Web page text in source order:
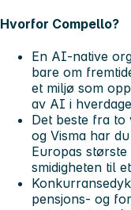
Hvorfor Compello?
En AI-native
bare om
et miljø som
av AI i
Det beste fra to
og Visma har
Europas
smidigheten til
pensjons- og